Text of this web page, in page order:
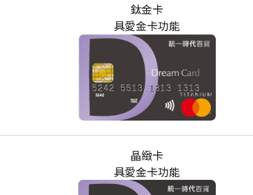
鈦金卡
具愛金卡功能
晶緻卡
具愛金卡功能